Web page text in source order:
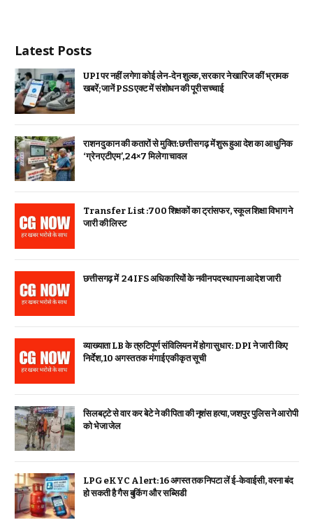
Latest Posts
UPI पर नहीं लगेगा कोई लेन-देन शुल्क, सरकार ने खारिज कीं भ्रामक
खबरें; जानें PSS एक्ट में संशोधन की पूरी सच्चाई
राशन दुकान की कतारों से मुक्ति: छत्तीसगढ़ में शुरू हुआ देश का आधुनिक
‘ग्रेन एटीएम’, 24×7 मिलेगा चावल
Transfer List :700 शिक्षकों का ट्रांसफर, स्कूल शिक्षा विभाग ने
जारी की लिस्ट
छत्तीसगढ़ में 24 IFS अधिकारियों के नवीन पदस्थापना आदेश जारी
व्याख्याता LB के त्रुटिपूर्ण संविलियन में होगा सुधार: DPI ने जारी किए
निर्देश, 10 अगस्त तक मंगाई एकीकृत सूची
सिलबट्टे से वार कर बेटे ने की पिता की नृशंस हत्या, जशपुर पुलिस ने आरोपी
को भेजा जेल
LPG eKYC Alert: 16 अगस्त तक निपटा लें ई-केवाईसी, वरना बंद
हो सकती है गैस बुकिंग और सब्सिडी